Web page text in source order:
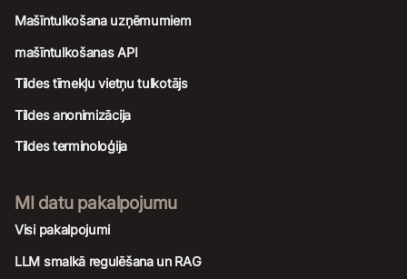
Mašīntulkošana uzņēmumiem
mašīntulkošanas API
Tildes tīmekļu vietņu tulkotājs
Tildes anonimizācija
Tildes terminoloģija
MI datu pakalpojumu
Visi pakalpojumi
LLM smalkā regulēšana un RAG